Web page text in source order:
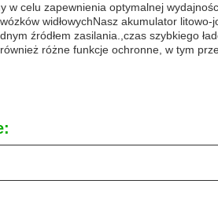
w celu zapewnienia optymalnej
widłowychNasz akumulator
źródłem zasilania.,czas szybkiego
różne funkcje ochronne, w tym